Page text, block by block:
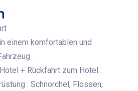
einem komfortablen und
.
+ Rückfahrt zum Hotel
: Schnorchel, Flossen,